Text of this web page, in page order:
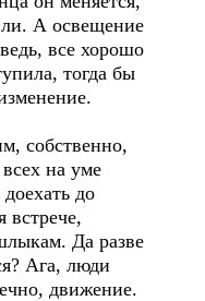
ли. А освещение
все хорошо
тогда бы
собственно,
на уме
до
встрече,
Да разве
Ага, люди
движение.